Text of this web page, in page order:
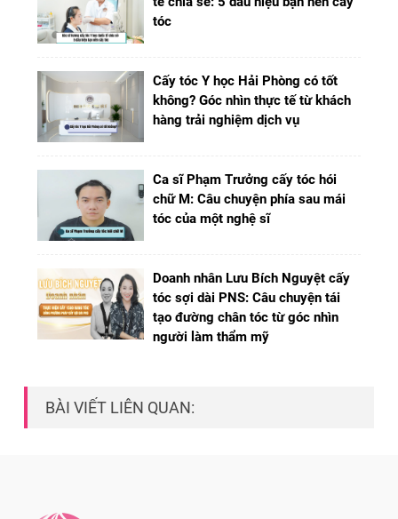
tóc
Cấy tóc Y học Hải Phòng có tốt
không? Góc nhìn thực tế từ khách
hàng trải nghiệm dịch vụ
Ca sĩ Phạm Trưởng cấy tóc hói
chữ M: Câu chuyện phía sau mái
tóc của một nghệ sĩ
Doanh nhân Lưu Bích Nguyệt cấy
tóc sợi dài PNS: Câu chuyện tái
tạo đường chân tóc từ góc nhìn
người làm thẩm mỹ
BÀI VIẾT LIÊN QUAN: